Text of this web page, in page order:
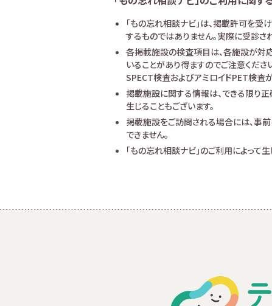
「もの忘れ相談ナビ」は、掲載許可を
するものではありません。実際に受診さ
各掲載施設の検査項目は、各施設が対
いることがあり得ますのでご注意くだ
SPECT検査およびアミロイドPET検査
掲載施設に関する情報は、できる限り
生じることもございます。
掲載施設をご訪問される場合には、事
できません。
「もの忘れ相談ナビ」のご利用によって